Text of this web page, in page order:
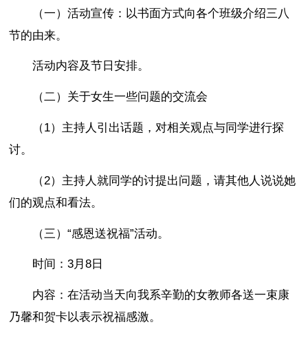
（一）活动宣传：以书面方式向各个班级介绍三八
节的由来。
活动内容及节日安排。
（二）关于女生一些问题的交流会
（1）主持人引出话题，对相关观点与同学进行探
讨。
（2）主持人就同学的讨提出问题，请其他人说说她
们的观点和看法。
（三）“感恩送祝福”活动。
时间：3月8日
内容：在活动当天向我系辛勤的女教师各送一束康
乃馨和贺卡以表示祝福感激。